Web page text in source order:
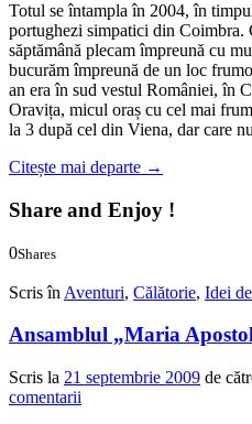
Totul se întampla în 2004, în
portughezi simpatici din Coimbra.
săptămână plecam împreună cu
bucurăm împreună de un loc
an era în sud vestul României, în
Oravița, micul oraș cu cel mai
la 3 după cel din Viena, dar care
Citește mai departe →
Share and Enjoy !
0Shares
Scris în Aventuri, Călătorie, Idei
Ansamblul „Maria
Scris la 21 septembrie 2009 de
comentarii